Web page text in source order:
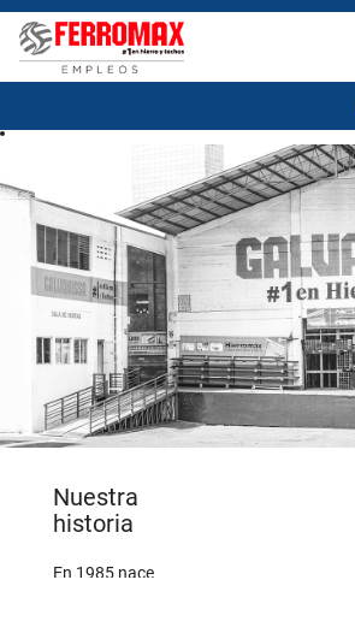
Nuestra
historia
En 1985 nace